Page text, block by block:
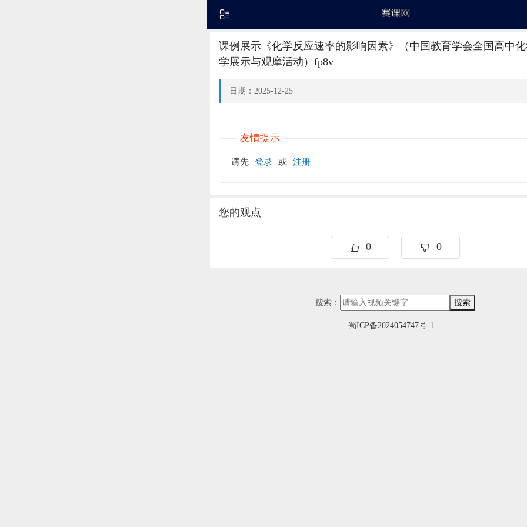
课例展示《化学反应速率的影响因素》（中国教育学会全国高中
学展示与观摩活动）fp8v
日期：2025-12-25
友情提示
请先 登录 或 注册
您的观点
0 0
搜索： 搜索
蜀ICP备2024054747号-1